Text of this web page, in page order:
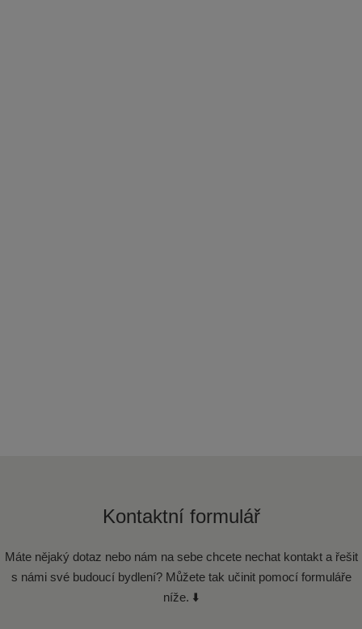
Kontaktní formulář
Máte nějaký dotaz nebo nám na sebe chcete nechat kontakt a řešit
s námi své budoucí bydlení? Můžete tak učinit pomocí formuláře
níže. ⬇️